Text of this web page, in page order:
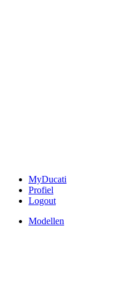
MyDucati
Profiel
Logout
Modellen